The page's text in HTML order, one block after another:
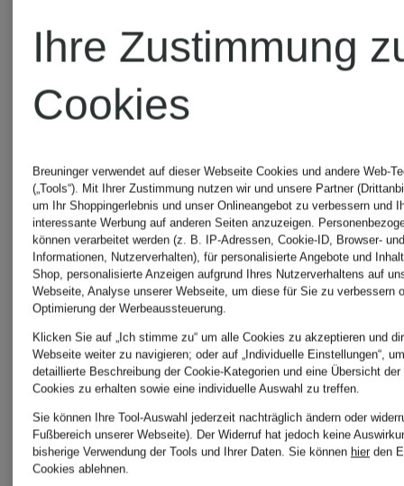
CINQUE
CIRCOLO
1901
ELBSAND
ER
ELIAS
RUMELIS
MOS
MOSH
Stefan
Brandt
Ihre Zustimmung
Cookies
Breuninger verwendet auf dieser Webseite Cookies und andere Web-
(„Tools“). Mit Ihrer Zustimmung nutzen wir und unsere Partner
um Ihr Shoppingerlebnis und unser Onlineangebot zu verbessern und
interessante Werbung auf anderen Seiten anzuzeigen.
können verarbeitet werden (z. B. IP-Adressen, Cookie-ID, Browser-
Informationen, Nutzerverhalten), für personalisierte Angebote und
Shop, personalisierte Anzeigen aufgrund Ihres Nutzerverhaltens auf
Webseite, Analyse unserer Webseite, um diese für Sie zu verbessern
Optimierung der Werbeaussteuerung.
Klicken Sie auf „Ich stimme zu“ um alle Cookies zu akzeptieren und
Webseite weiter zu navigieren; oder auf „Individuelle Einstellungen“,
detaillierte Beschreibung der Cookie-Kategorien und eine Übersicht
Cookies zu erhalten sowie eine individuelle Auswahl zu treffen.
Sie können Ihre Tool-Auswahl jederzeit nachträglich ändern oder
Fußbereich unserer Webseite). Der Widerruf hat jedoch keine
bisherige Verwendung der Tools und Ihrer Daten. Sie können hier den
Cookies ablehnen.